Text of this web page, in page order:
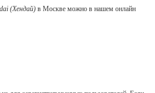
(Хендай) в Москве можно в нашем онлайн